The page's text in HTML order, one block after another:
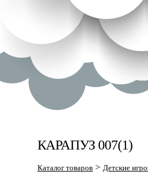
КАРАПУЗ 007(1)
Каталог товаров > Детские